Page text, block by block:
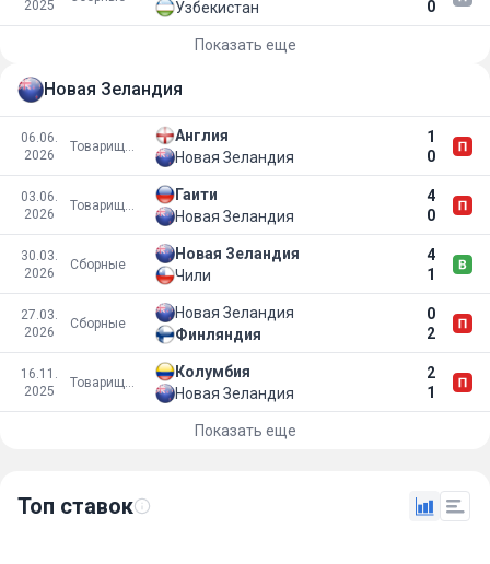
2025
0
Узбекистан
Показать еще
Новая Зеландия
06.06.
2026
Англия
1
0
Новая Зеландия
03.06.
2026
Гаити
4
0
Новая Зеландия
30.03.
2026
Сборные
Новая Зеландия
4
1
Чили
27.03.
2026
Сборные
Новая Зеландия
0
2
Финляндия
16.11.
2025
Колумбия
2
1
Новая Зеландия
Показать еще
Топ ставок